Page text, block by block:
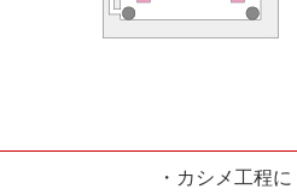
圧力 ・カシメ工程に